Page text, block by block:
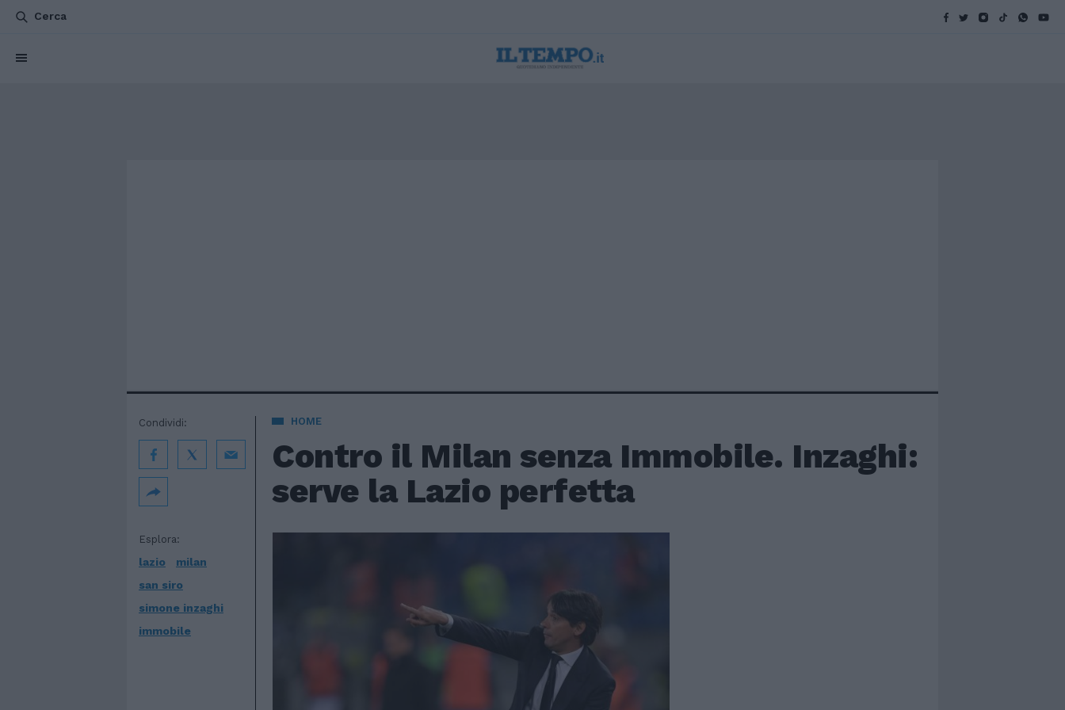
Cerca
HOME
Contro il Milan senza Immobile. Inzaghi:
serve la Lazio perfetta
Esplora:
lazio
milan
san siro
simone inzaghi
immobile
Condividi: